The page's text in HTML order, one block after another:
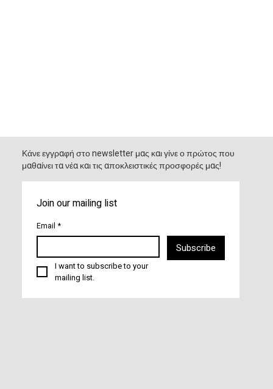
Κάνε εγγραφή στο newsletter μας και γίνε ο πρώτος που
μαθαίνει τα νέα και τις αποκλειστικές προσφορές μας!
Join our mailing list
Email *
Subscribe
I want to subscribe to your
mailing list.